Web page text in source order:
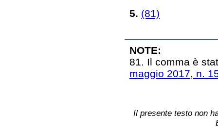
5. (81)
NOTE:
81. Il comma è
maggio 2017, n.
Il presente testo non